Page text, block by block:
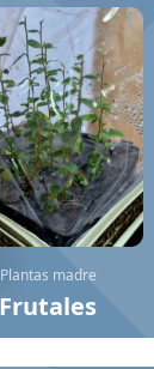
Plantas madre
Frutales